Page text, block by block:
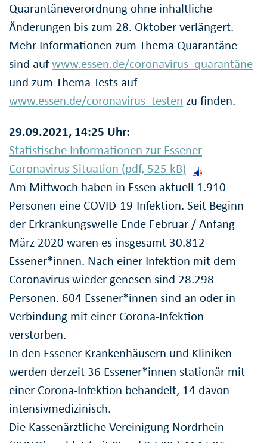
Quarantäneverordnung ohne inhaltliche
Änderungen bis zum 28. Oktober verlängert.
Mehr Informationen zum Thema Quarantäne
sind aufwww.essen.de/coronavirus_quarantäne
und zum Thema Tests auf
www.essen.de/coronavirus_testen zu finden.
29.09.2021, 14:25 Uhr:
Statistische Informationen zur Essener
Coronavirus-Situation (pdf, 525 kB)
Am Mittwoch haben in Essen aktuell 1.910
Personen eine COVID-19-Infektion. Seit Beginn
der Erkrankungswelle Ende Februar / Anfang
März 2020 waren es insgesamt 30.812
Essener*innen. Nach einer Infektion mit dem
Coronavirus wieder genesen sind 28.298
Personen. 604 Essener*innen sind an oder in
Verbindung mit einer Corona-Infektion
verstorben.
In den Essener Krankenhäusern und Kliniken
werden derzeit 36 Essener*innen stationär mit
einer Corona-Infektion behandelt, 14 davon
intensivmedizinisch.
Die Kassenärztliche Vereinigung Nordrhein